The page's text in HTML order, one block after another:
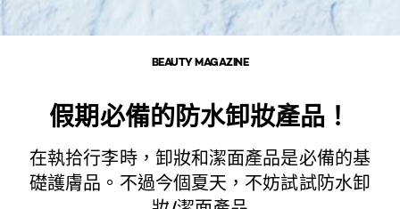
BEAUTY MAGAZINE
假期必備的防水卸妝產品！
在執拾行李時，卸妝和潔面產品是必備的基
礎護膚品。不過今個夏天，不妨試試防水卸